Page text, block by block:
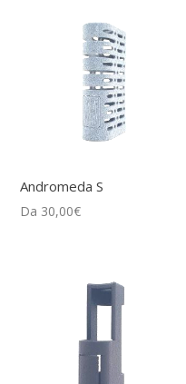
Andromeda S
Da 30,00€